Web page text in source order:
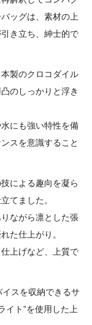
ッグは、素材の上
き立ち、紳士的で
製のクロコダイル
のしっかりと浮き
にも強い特性を備
スを意識すること
による趣向を凝ら
てました。
ながら凛とした張
た仕上がり。
上げなど、上質で
スを収納できるサ
イト”を使用した上